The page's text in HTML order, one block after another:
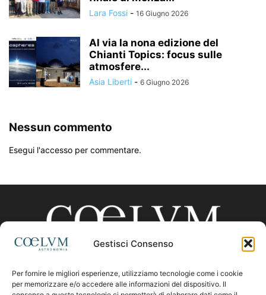
Gestisci Consenso
Per fornire le migliori esperienze, utilizziamo tecnologie come i cookie
per memorizzare e/o accedere alle informazioni del dispositivo. Il
Lara Fossi - 16 Giugno 2026
Al via la nona edizione del
Chianti Topics: focus sulle
atmosfere...
Asia Liberti - 6 Giugno 2026
Nessun commento
Esegui l'accesso per commentare.
CHI SIAMO